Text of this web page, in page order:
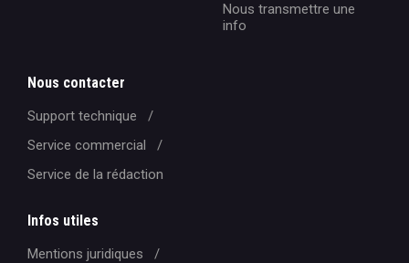
Nous transmettre une
info
Nous contacter
Support technique
Service commercial
Service de la rédaction
Infos utiles
Mentions juridiques